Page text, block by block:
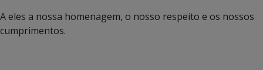
A eles a nossa homenagem, o nosso respeito e os nossos
cumprimentos.